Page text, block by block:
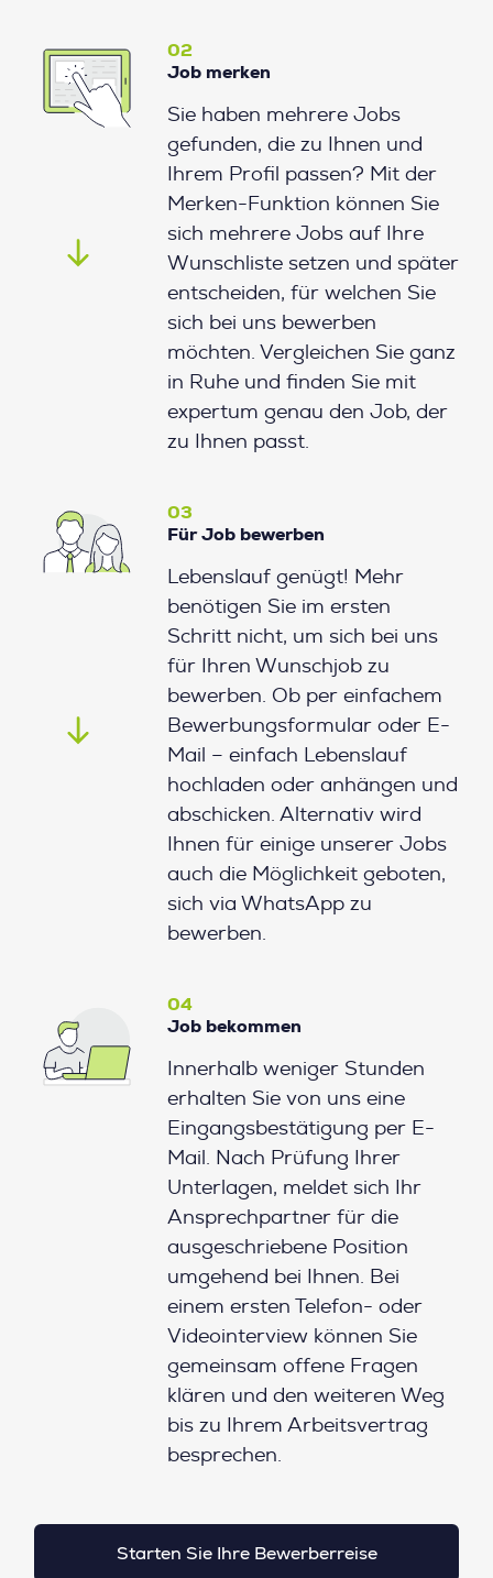
02
Job merken
Sie haben mehrere Jobs
gefunden, die zu Ihnen und
Ihrem Profil passen? Mit der
Merken-Funktion können Sie
sich mehrere Jobs auf Ihre
Wunschliste setzen und später
entscheiden, für welchen Sie
sich bei uns bewerben
möchten. Vergleichen Sie ganz
in Ruhe und finden Sie mit
expertum genau den Job, der
zu Ihnen passt.
03
Für Job bewerben
Lebenslauf genügt! Mehr
benötigen Sie im ersten
Schritt nicht, um sich bei uns
für Ihren Wunschjob zu
bewerben. Ob per einfachem
Bewerbungsformular oder E-
Mail – einfach Lebenslauf
hochladen oder anhängen und
abschicken. Alternativ wird
Ihnen für einige unserer Jobs
auch die Möglichkeit geboten,
sich via WhatsApp zu
bewerben.
04
Job bekommen
Innerhalb weniger Stunden
erhalten Sie von uns eine
Eingangsbestätigung per E-
Mail. Nach Prüfung Ihrer
Unterlagen, meldet sich Ihr
Ansprechpartner für die
ausgeschriebene Position
umgehend bei Ihnen. Bei
einem ersten Telefon- oder
Videointerview können Sie
gemeinsam offene Fragen
klären und den weiteren Weg
bis zu Ihrem Arbeitsvertrag
besprechen.
Starten Sie Ihre Bewerberreise